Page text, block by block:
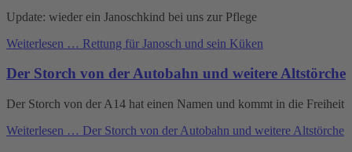
Update: wieder ein Janoschkind bei uns zur Pflege
Weiterlesen … Rettung für Janosch und sein Küken
Der Storch von der Autobahn und weitere Altstörche
Der Storch von der A14 hat einen Namen und kommt in die Freiheit
Weiterlesen … Der Storch von der Autobahn und weitere Altstörche